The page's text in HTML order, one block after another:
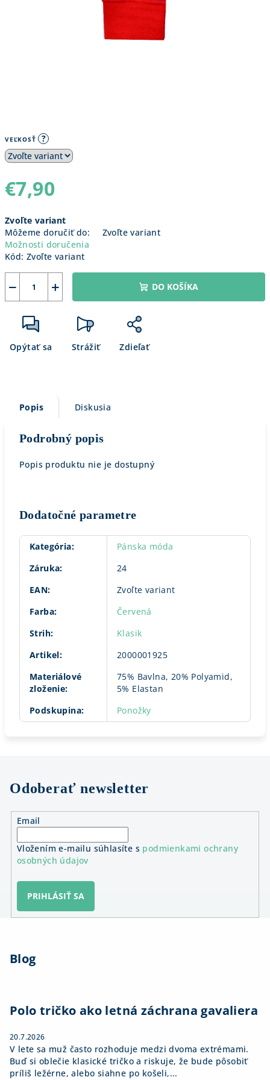
VEĽKOSŤ ?
€7,90
cena:
Zvoľte variant
Môžeme doručiť do:
Zvoľte variant
Možnosti doručenia
Kód: Zvoľte variant
+
− DO KOŠÍKA
Opýtať sa Strážiť Zdieľať
Popis Diskusia
Podrobný popis
Popis produktu nie je dostupný
Dodatočné parametre
Kategória:
Pánska móda
Záruka:
24
EAN:
Zvoľte variant
Farba:
Červená
Strih:
Klasik
Artikel:
2000001925
Materiálové
zloženie:
75% Bavlna, 20% Polyamid,
5% Elastan
Podskupina: Ponožky
Odoberať newsletter
Email
Vložením e-mailu súhlasíte s podmienkami ochrany
osobných údajov
PRIHLÁSIŤ SA
Blog
Polo tričko ako letná záchrana gavaliera
20.7.2026
V lete sa muž často rozhoduje medzi dvoma extrémami.
Buď si oblečie klasické tričko a riskuje, že bude pôsobiť
príliš ležérne, alebo siahne po košeli,...